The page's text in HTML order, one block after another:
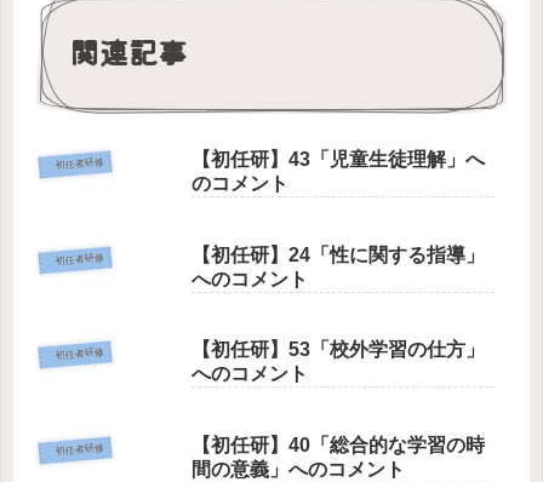
関連記事
初任者研修
【初任研】43「児童生徒理解」へ
のコメント
初任者研修
【初任研】24「性に関する指導」
へのコメント
初任者研修
【初任研】53「校外学習の仕方」
へのコメント
初任者研修
【初任研】40「総合的な学習の時
間の意義」へのコメント